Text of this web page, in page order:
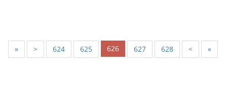
« < 624 625 626 627 628 > »